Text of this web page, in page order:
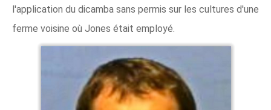
l'application du dicamba sans permis sur les cultures d'une
ferme voisine où Jones était employé.